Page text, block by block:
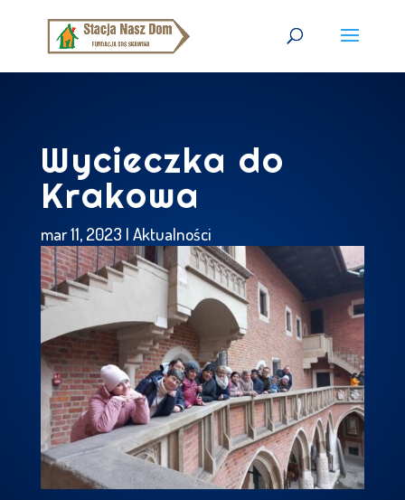
Wycieczka do
Krakowa
mar 11, 2023 | Aktualności